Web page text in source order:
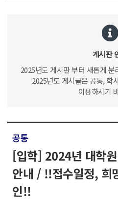
게시판
2025년도 게시판 부터 새롭게
2025년도 게시글은 공통, 학
이용하시기
공통
[입학] 2024년 대학
안내 / !!접수일정, 희
인!!